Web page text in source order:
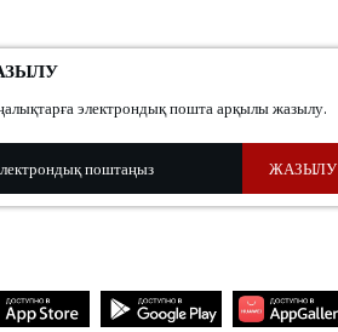
электрондық пошта арқылы жазылу.
ЖАЗЫЛУ